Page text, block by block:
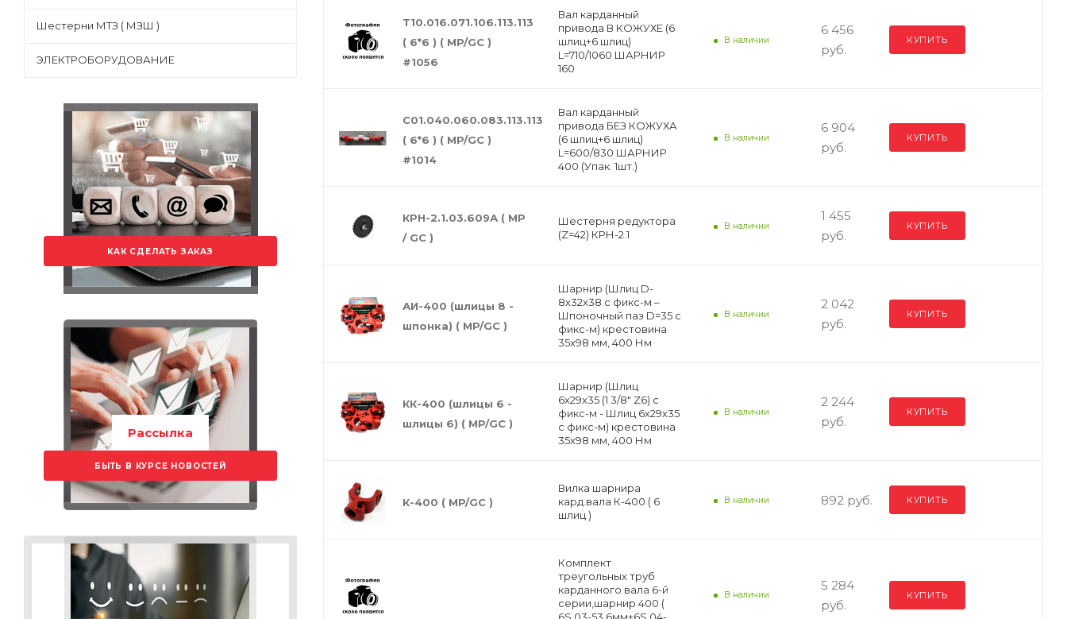
Т10.016.071.106.113.113
( 6*6 ) ( MP/GC )
#1056
Вал карданный
привода В КОЖУХЕ (6
шлиц+6 шлиц)
L=710/1060 ШАРНИР
160
В наличии
6 456
руб.
КУПИТЬ
С01.040.060.083.113.113
( 6*6 ) ( MP/GC )
#1014
Вал карданный
привода БЕЗ КОЖУХА
(6 шлиц+6 шлиц)
L=600/830 ШАРНИР
400 (Упак. 1шт.)
В наличии
6 904
руб.
КУПИТЬ
КРН-2.1.03.609А ( МР
/ GC )
Шестерня редуктора
(Z=42) КРН-2.1
В наличии
1 455
руб.
КУПИТЬ
АИ-400 (шлицы 8 -
шпонка) ( MP/GC )
Шарнир (Шлиц D-
8х32х38 с фикс-м –
Шпоночный паз D=35 с
фикс-м) крестовина
35х98 мм, 400 Нм
В наличии
2 042
руб.
КУПИТЬ
КК-400 (шлицы 6 -
шлицы 6) ( MP/GC )
Шарнир (Шлиц
6х29х35 (1 3/8" Z6) с
фикс-м - Шлиц 6х29х35
с фикс-м) крестовина
35х98 мм, 400 Нм
В наличии
2 244
руб.
КУПИТЬ
К-400 ( MP/GC )
Вилка шарнира
кард.вала К-400 ( 6
шлиц )
В наличии 892 руб. КУПИТЬ
Комплект
треугольных труб
карданного вала 6-й
серии,шарнир 400 (
В наличии
5 284
руб.
КУПИТЬ
Шестерни МТЗ ( МЗШ )
ЭЛЕКТРОБОРУДОВАНИЕ
КАК СДЕЛАТЬ ЗАКАЗ
Рассылка
БЫТЬ В КУРСЕ НОВОСТЕЙ